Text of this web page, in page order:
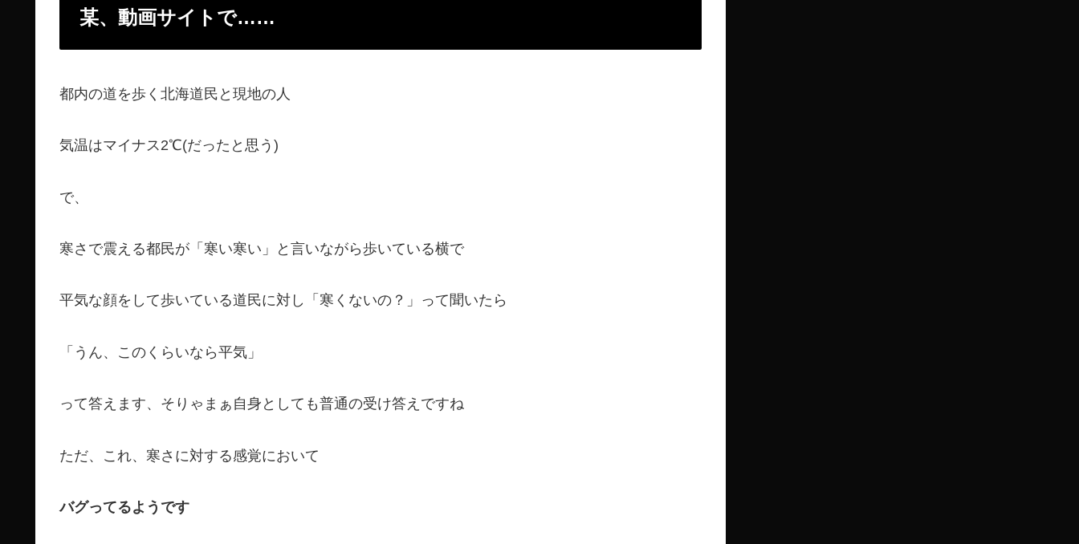
某、動画サイトで……
都内の道を歩く北海道民と現地の人
気温はマイナス2℃(だったと思う)
で、
寒さで震える都民が「寒い寒い」と言いながら歩いている横で
平気な顔をして歩いている道民に対し「寒くないの？」って聞いたら
「うん、このくらいなら平気」
って答えます、そりゃまぁ自身としても普通の受け答えですね
ただ、これ、寒さに対する感覚において
バグってるようです